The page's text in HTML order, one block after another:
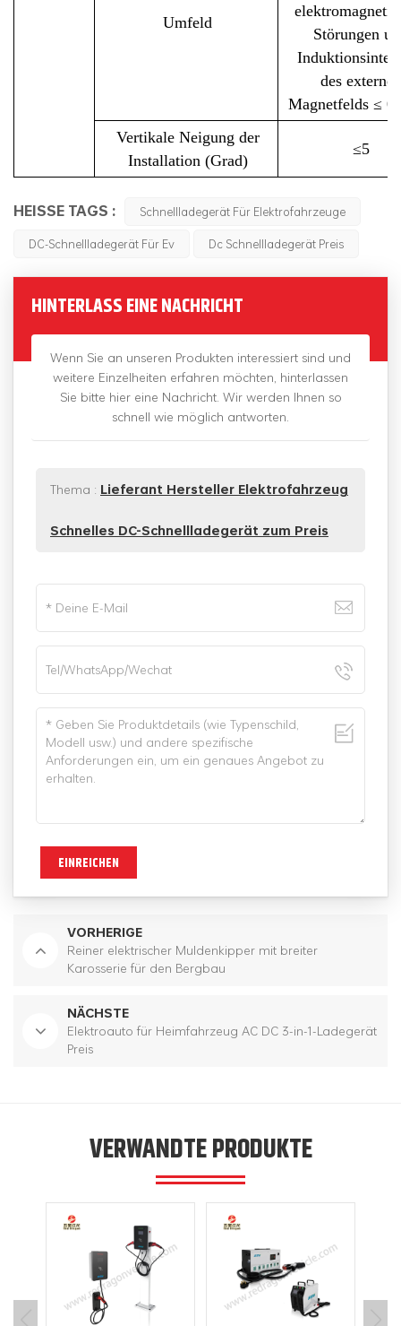
Umfeld
Störungen
des externen
Magnetfelds ≤
Vertikale Neigung der
Installation (Grad)
≤5
HEISSE TAGS :
Schnellladegerät Für Elektrofahrzeuge
DC-Schnellladegerät Für Ev
Dc Schnellladegerät Preis
HINTERLASS EINE NACHRICHT
Wenn Sie an unseren Produkten interessiert sind und
weitere Einzelheiten erfahren möchten, hinterlassen
Sie bitte hier eine Nachricht. Wir werden Ihnen so
schnell wie möglich antworten.
Thema : Lieferant Hersteller Elektrofahrzeug
Schnelles DC-Schnellladegerät zum Preis
EINREICHEN
VORHERIGE
Reiner elektrischer Muldenkipper mit breiter
Karosserie für den Bergbau
NÄCHSTE
Elektroauto für Heimfahrzeug AC DC 3-in-1-Ladegerät
Preis
VERWANDTE PRODUKTE